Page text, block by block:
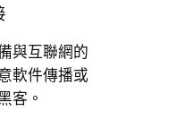
與互聯網的
軟件傳播或
客。